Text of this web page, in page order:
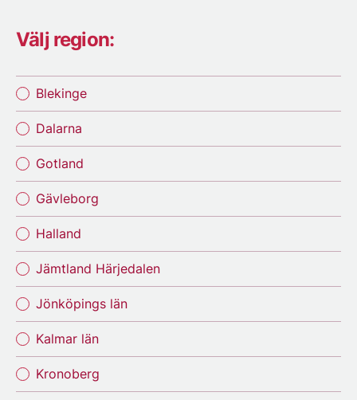
Välj region:
Blekinge
Dalarna
Gotland
Gävleborg
Halland
Jämtland Härjedalen
Jönköpings län
Kalmar län
Kronoberg